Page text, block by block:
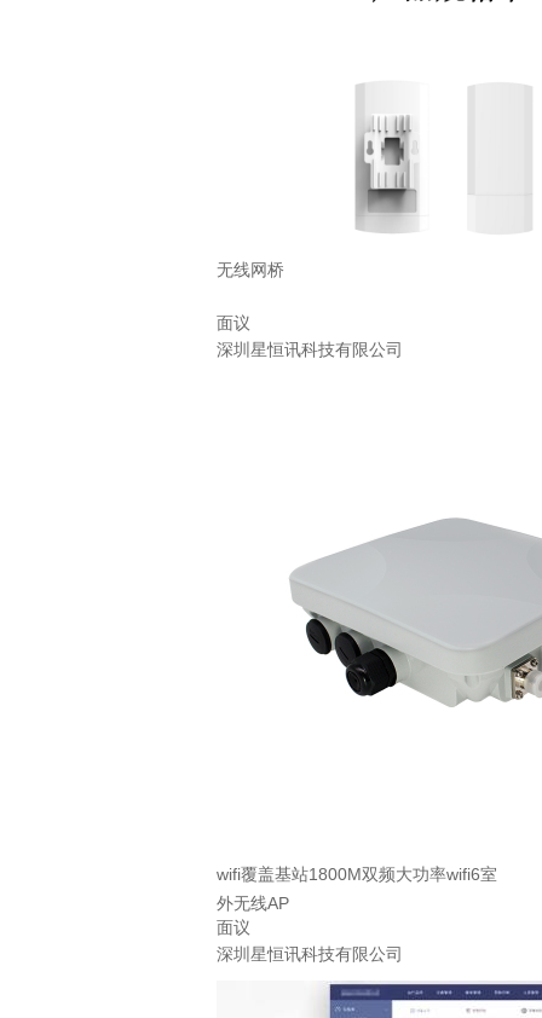
无线网桥
面议
深圳星恒讯科技有限公司
wifi覆盖基站1800M双频大功率wifi6室
外无线AP
面议
深圳星恒讯科技有限公司